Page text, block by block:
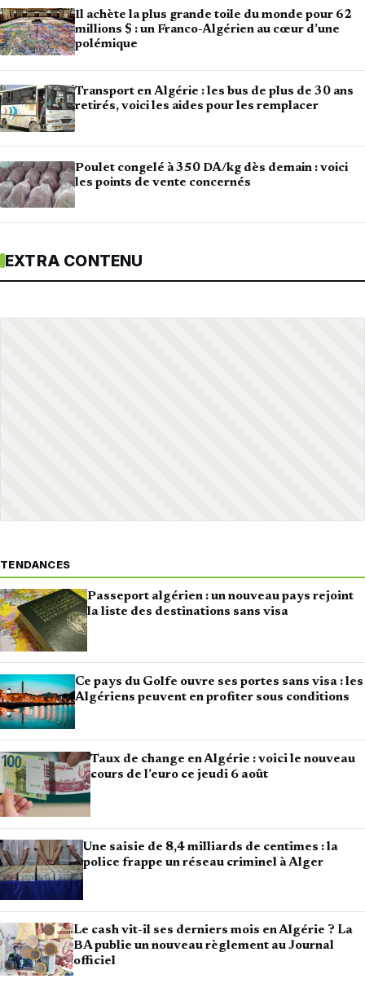
Il achète la plus grande toile du monde pour 62
millions $ : un Franco-Algérien au cœur d’une
polémique
Transport en Algérie : les bus de plus de 30 ans
retirés, voici les aides pour les remplacer
Poulet congelé à 350 DA/kg dès demain : voici
les points de vente concernés
EXTRA CONTENU
TENDANCES
Passeport algérien : un nouveau pays rejoint
la liste des destinations sans visa
Ce pays du Golfe ouvre ses portes sans visa : les
Algériens peuvent en profiter sous conditions
Taux de change en Algérie : voici le nouveau
cours de l’euro ce jeudi 6 août
Une saisie de 8,4 milliards de centimes : la
police frappe un réseau criminel à Alger
Le cash vit-il ses derniers mois en Algérie ? La
BA publie un nouveau règlement au Journal
officiel